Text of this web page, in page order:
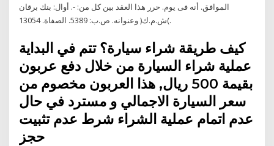
الموافق. أنه فى يوم. حرر هذا العقد بين كل من: -. أوال: بنك برقان
)ش.م.ك( وعنوانه. ص.ب: 5389. الصفاة. 13054.
كيف طريقة شراء سيارة؟ تتم في البداية
عملية شراء السيارة من خلال دفع عربون
بقيمة 500 ريال, هذا العربون مخصوم من
سعر السيارة الاجمالي و مسترد في حال
عدم اتمام عملية الشراء شرط عدم تثبيت
حجز